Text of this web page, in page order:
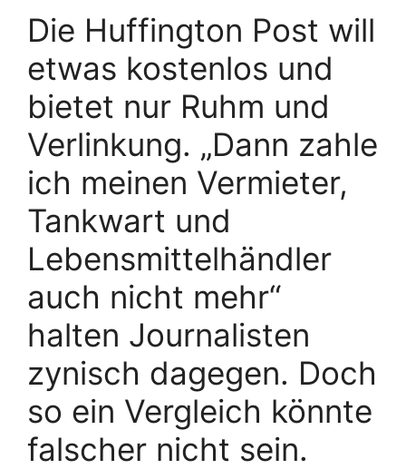
Die Huffington Post will
etwas kostenlos und
bietet nur Ruhm und
Verlinkung. „Dann zahle
ich meinen Vermieter,
Tankwart und
Lebensmittelhändler
auch nicht mehr“
halten Journalisten
zynisch dagegen. Doch
so ein Vergleich könnte
falscher nicht sein.